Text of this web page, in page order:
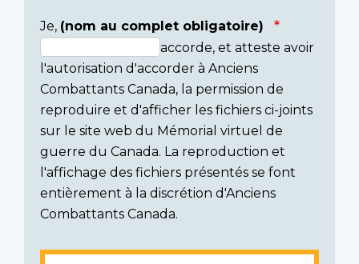
Consent
section
Je, (nom au complet obligatoire)
accorde, et atteste avoir
l'autorisation d'accorder à Anciens
Combattants Canada, la permission de
reproduire et d'afficher les fichiers ci-joints
sur le site web du Mémorial virtuel de
guerre du Canada. La reproduction et
l'affichage des fichiers présentés se font
entièrement à la discrétion d'Anciens
Combattants Canada.